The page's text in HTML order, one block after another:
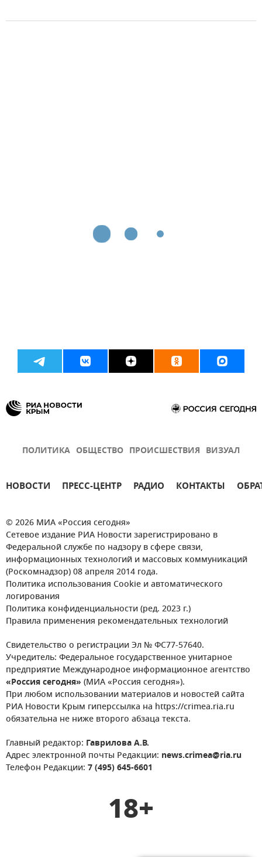
ПОЛИТИКА ОБЩЕСТВО ПРОИСШЕСТВИЯ ВИЗУАЛ
НОВОСТИ ПРЕСС-ЦЕНТР РАДИО КОНТАКТЫ
© 2026 МИА «Россия сегодня»
Сетевое издание РИА Новости зарегистрировано в
Федеральной службе по надзору в сфере связи,
информационных технологий и массовых коммуникаций
(Роскомнадзор) 08 апреля 2014 года.
Политика использования Cookie и автоматического
логирования
Политика конфиденциальности (ред. 2023 г.)
Правила применения рекомендательных технологий
Свидетельство о регистрации Эл № ФС77-57640.
Учредитель: Федеральное государственное унитарное
предприятие Международное информационное агентство
«Россия сегодня» (МИА «Россия сегодня»).
При любом использовании материалов и новостей сайта
РИА Новости Крым гиперссылка на https://crimea.ria.ru
обязательна не ниже второго абзаца текста.
Главный редактор: Гаврилова А.В.
Адрес электронной почты Редакции: news.crimea@ria.ru
Телефон Редакции: 7 (495) 645-6601
18+